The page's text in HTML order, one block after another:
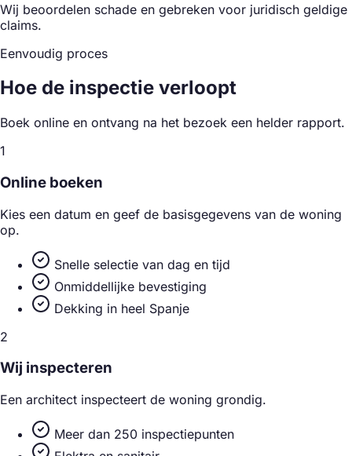
Wij beoordelen schade en gebreken voor juridisch geldige
claims.
Eenvoudig proces
Hoe de inspectie verloopt
Boek online en ontvang na het bezoek een helder rapport.
1
Online boeken
Kies een datum en geef de basisgegevens van de woning
op.
Snelle selectie van dag en tijd
Onmiddellijke bevestiging
Dekking in heel Spanje
2
Wij inspecteren
Een architect inspecteert de woning grondig.
Meer dan 250 inspectiepunten